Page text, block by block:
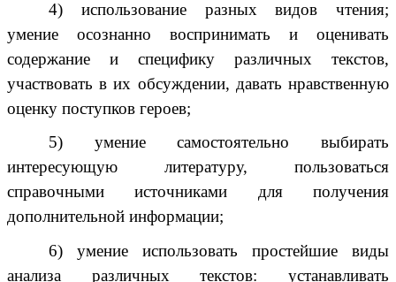
4) использование разных видов чтения;
умение осознанно воспринимать и оценивать
содержание и специфику различных текстов,
участвовать в их обсуждении, давать нравственную
оценку поступков героев;
5) умение самостоятельно выбирать
интересующую литературу, пользоваться
справочными источниками для получения
дополнительной информации;
6) умение использовать простейшие виды
анализа различных текстов: устанавливать